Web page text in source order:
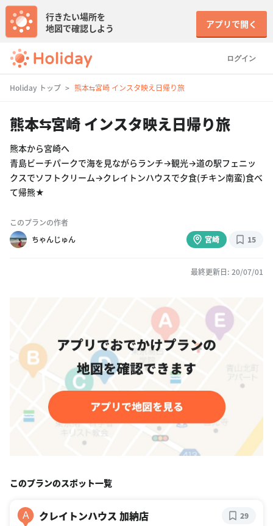
ログイン
行きたい場所を
地図で確認しよう
アプリで開く
Holiday トップ 熊本⇆宮崎 インスタ映え日帰り旅
熊本⇆宮崎 インスタ映え日帰り旅
熊本から宮崎へ
青島ビーチパークで海を見ながらランチ→観光→道の駅フェニッ
クスでソフトクリーム→クレイトンハウスで夕食(チキン南蛮)食べ
て帰熊★
このプランの作者
ちゃんじゅん
宮崎 15
最終更新日: 20/07/01
このプランのスポット一覧
A クレイトンハウス 加納店 29